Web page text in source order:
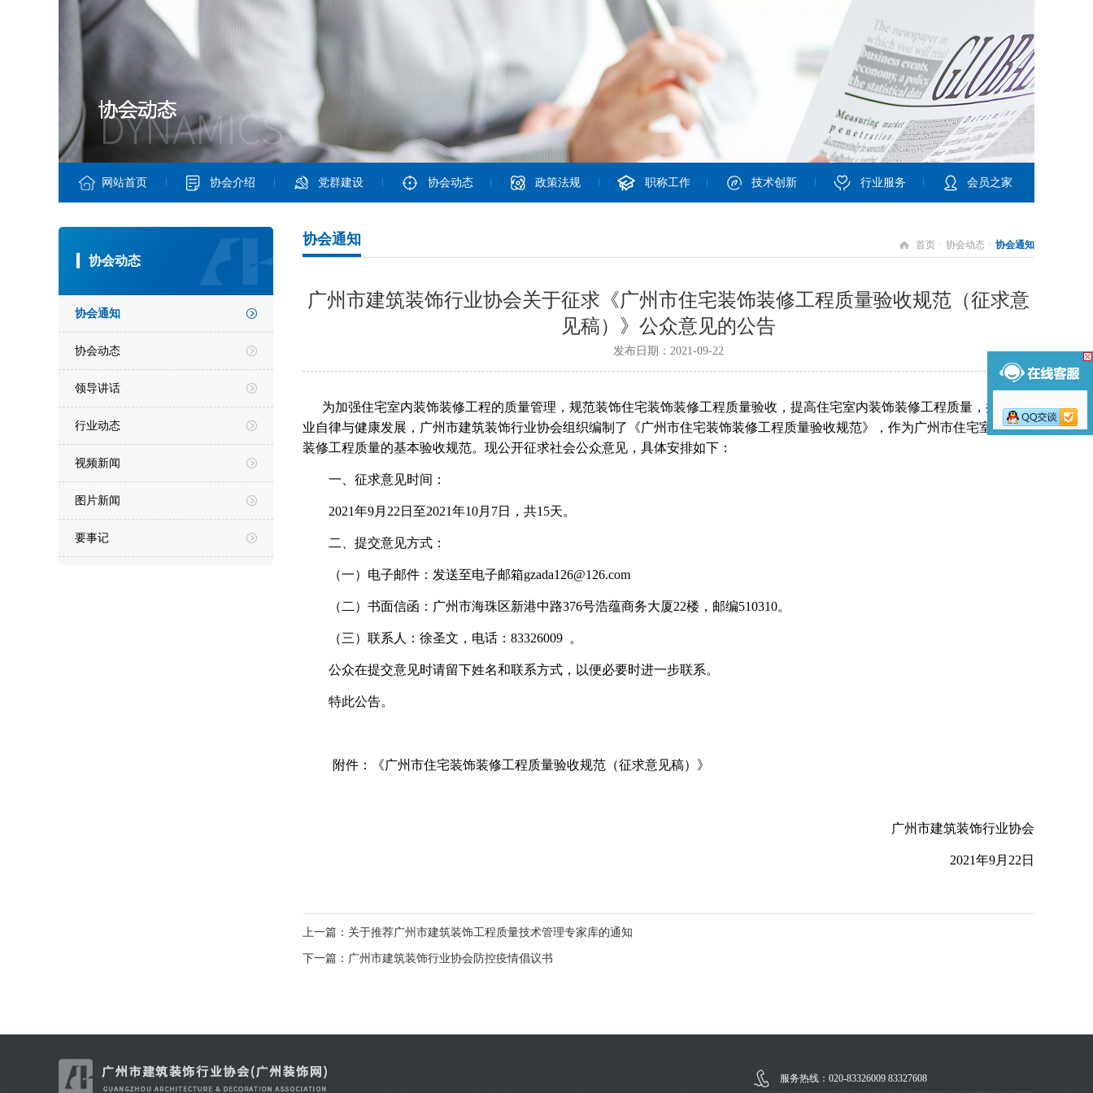
网站首页 协会介绍 党群建设 协会动态 政策法规 职称工作 技术创新 行业服务 会员之家
协会动态
协会通知
协会动态
领导讲话
行业动态
视频新闻
图片新闻
要事记
首页 > 协会动态 > 协会通知
协会通知
广州市建筑装饰行业协会关于征求《广州市住宅装饰装修工程质量验收规范（征求意
见稿）》公众意见的公告
发布日期：2021-09-22
为加强住宅室内装饰装修工程的质量管理，规范装饰住宅装饰装修工程质量验收，提高住宅室内装饰装修工程质量，推进行
业自律与健康发展，广州市建筑装饰行业协会组织编制了《广州市住宅装饰装修工程质量验收规范》，作为广州市住宅室内装饰
装修工程质量的基本验收规范。现公开征求社会公众意见，具体安排如下：
一、征求意见时间：
2021年9月22日至2021年10月7日，共15天。
二、提交意见方式：
（一）电子邮件：发送至电子邮箱gzada126@126.com
（二）书面信函：广州市海珠区新港中路376号浩蕴商务大厦22楼，邮编510310。
（三）联系人：徐圣文，电话： 83326009 。
公众在提交意见时请留下姓名和联系方式，以便必要时进一步联系。
特此公告。
附件： 《广州市住宅装饰装修工程质量验收规范（征求意见稿）》
广州市建筑装饰行业协会
2021年9月22日
上一篇：关于推荐广州市建筑装饰工程质量技术管理专家库的通知
下一篇：广州市建筑装饰行业协会防控疫情倡议书
服务热线：020-83326009 83327608